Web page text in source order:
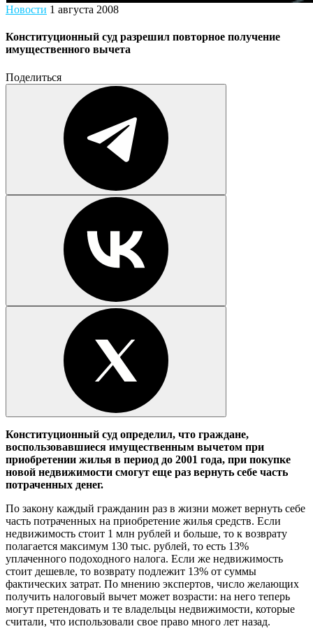
Новости 1 августа 2008
Конституционный суд разрешил повторное получение
имущественного вычета
Поделиться
Конституционный суд определил, что граждане,
воспользовавшиеся имущественным вычетом при
приобретении жилья в период до 2001 года, при покупке
новой недвижимости смогут еще раз вернуть себе часть
потраченных денег.
По закону каждый гражданин раз в жизни может вернуть себе
часть потраченных на приобретение жилья средств. Если
недвижимость стоит 1 млн рублей и больше, то к возврату
полагается максимум 130 тыс. рублей, то есть 13%
уплаченного подоходного налога. Если же недвижимость
стоит дешевле, то возврату подлежит 13% от суммы
фактических затрат. По мнению экспертов, число желающих
получить налоговый вычет может возрасти: на него теперь
могут претендовать и те владельцы недвижимости, которые
считали, что использовали свое право много лет назад.